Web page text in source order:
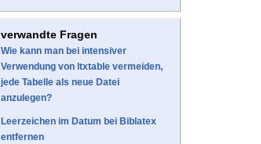
verwandte Fragen
Wie kann man bei intensiver
Verwendung von ltxtable vermeiden,
jede Tabelle als neue Datei
anzulegen?
Leerzeichen im Datum bei Biblatex
entfernen